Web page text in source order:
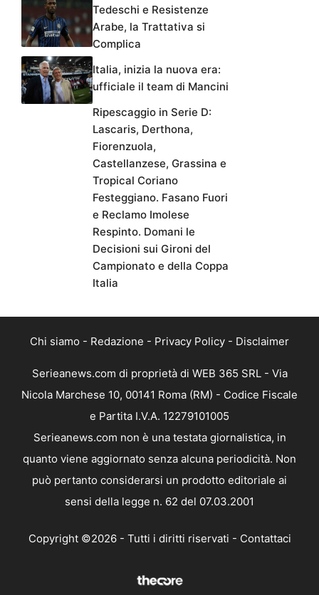
Tedeschi e Resistenze
Arabe, la Trattativa si
Complica
Italia, inizia la nuova era:
ufficiale il team di Mancini
Ripescaggio in Serie D:
Lascaris, Derthona,
Fiorenzuola,
Castellanzese, Grassina e
Tropical Coriano
Festeggiano. Fasano Fuori
e Reclamo Imolese
Respinto. Domani le
Decisioni sui Gironi del
Campionato e della Coppa
Italia
Chi siamo - Redazione - Privacy Policy - Disclaimer
Serieanews.com di proprietà di WEB 365 SRL - Via
Nicola Marchese 10, 00141 Roma (RM) - Codice Fiscale
e Partita I.V.A. 12279101005
Serieanews.com non è una testata giornalistica, in
quanto viene aggiornato senza alcuna periodicità. Non
può pertanto considerarsi un prodotto editoriale ai
sensi della legge n. 62 del 07.03.2001
Copyright ©2026 - Tutti i diritti riservati - Contattaci